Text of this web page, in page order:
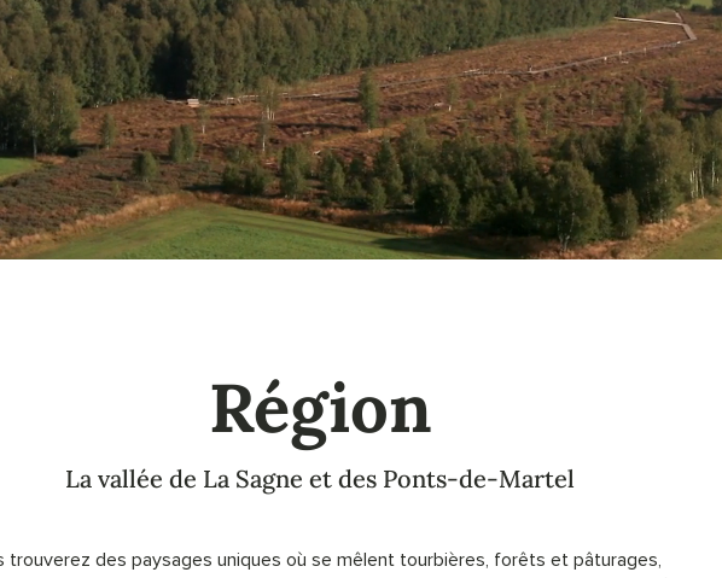
Région
La vallée de La Sagne et des Ponts-de-Martel
trouverez des paysages uniques où se mêlent tourbières, forêts et pâturages,